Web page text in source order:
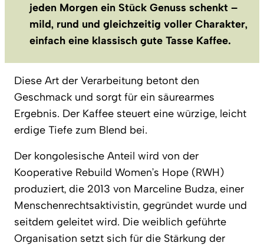
jeden Morgen ein Stück Genuss schenkt –
mild, rund und gleichzeitig voller Charakter,
einfach eine klassisch gute Tasse Kaffee.
Diese Art der Verarbeitung betont den
Geschmack und sorgt für ein säurearmes
Ergebnis. Der Kaffee steuert eine würzige, leicht
erdige Tiefe zum Blend bei.
Der kongolesische Anteil wird von der
Kooperative Rebuild Women’s Hope (RWH)
produziert, die 2013 von Marceline Budza, einer
Menschenrechtsaktivistin, gegründet wurde und
seitdem geleitet wird. Die weiblich geführte
Organisation setzt sich für die Stärkung der